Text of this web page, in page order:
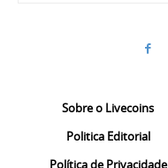
Sobre o Livecoins
Politica Editorial
Política de Privacidade